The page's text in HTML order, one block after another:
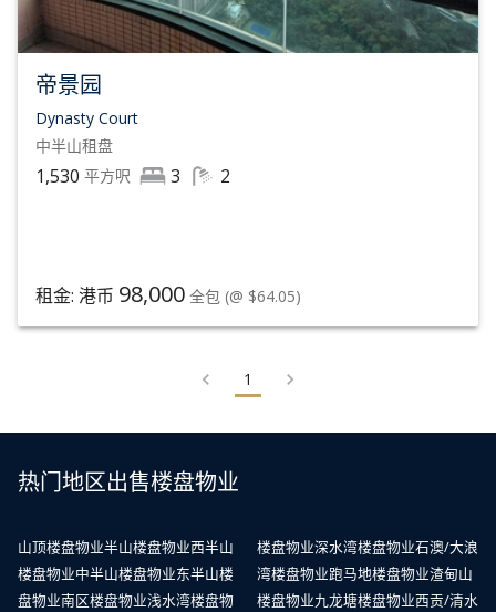
帝景园
Dynasty Court
中半山租盘
1,530 平方呎 3 2
租金: 港币 98,000 全包 (@ $64.05)
1
热门地区出售楼盘物业
山顶楼盘物业半山楼盘物业西半山
楼盘物业中半山楼盘物业东半山楼
盘物业南区楼盘物业浅水湾楼盘物
楼盘物业深水湾楼盘物业石澳/大浪
湾楼盘物业跑马地楼盘物业渣甸山
楼盘物业九龙塘楼盘物业西贡/清水